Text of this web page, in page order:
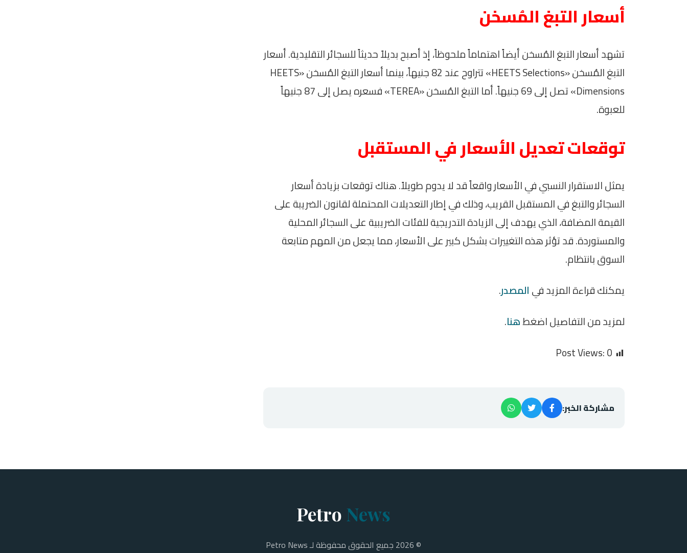
أسعار التبغ المُسخن
تشهد أسعار التبغ المُسخن أيضاً اهتماماً ملحوظاً، إذ أصبح بديلاً حديثاً للسجائر التقليدية. أسعار
التبغ المُسخن «HEETS Selections» تتراوح عند 82 جنيهاً، بينما أسعار التبغ المُسخن «HEETS
Dimensions» تصل إلى 69 جنيهاً. أما التبغ المُسخن «TEREA» فسعره يصل إلى 87 جنيهاً
للعبوة.
توقعات تعديل الأسعار في المستقبل
يمثل الاستقرار النسبي في الأسعار واقعاً قد لا يدوم طويلاً. هناك توقعات بزيادة أسعار
السجائر والتبغ في المستقبل القريب، وذلك في إطار التعديلات المحتملة لقانون الضريبة على
القيمة المضافة، الذي يهدف إلى الزيادة التدريجية للفئات الضريبية على السجائر المحلية
والمستوردة. قد تؤثر هذه التغييرات بشكل كبير على الأسعار، مما يجعل من المهم متابعة
السوق بانتظام.
يمكنك قراءة المزيد فيالمصدر.
لمزيد من التفاصيل اضغطهنا.
Post Views:0
مشاركة الخبر:
Petro News
© 2026 جميع الحقوق محفوظة لـ Petro News